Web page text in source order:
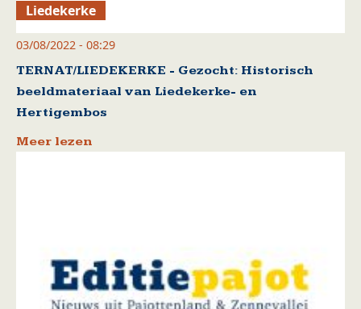
Liedekerke
03/08/2022 - 08:29
TERNAT/LIEDEKERKE - Gezocht: Historisch
beeldmateriaal van Liedekerke- en
Hertigembos
Meer lezen